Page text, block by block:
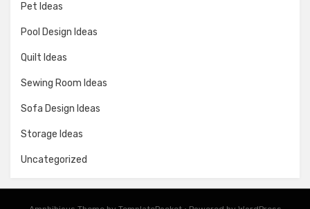
Pet Ideas
Pool Design Ideas
Quilt Ideas
Sewing Room Ideas
Sofa Design Ideas
Storage Ideas
Uncategorized